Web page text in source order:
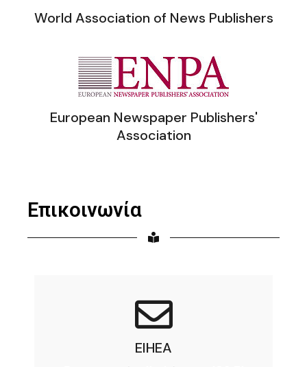
World Association of News Publishers
European Newspaper Publishers'
Association
Επικοινωνία
EIHEA